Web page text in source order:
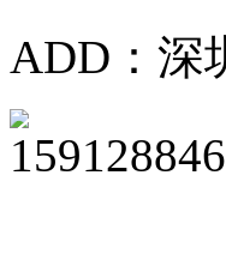
ADD：深